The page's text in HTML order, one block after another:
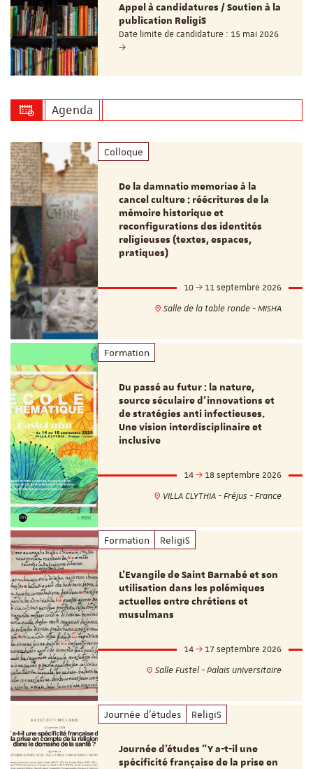
Appel à candidatures / Soutien à la
publication ReligiS
Date limite de candidature : 15 mai 2026
Agenda
Colloque
De la damnatio memoriae à la
cancel culture : réécritures de la
mémoire historique et
reconfigurations des identités
religieuses (textes, espaces,
pratiques)
10
11 septembre 2026
Salle de la table ronde - MISHA
Formation
Du passé au futur : la nature,
source séculaire d’innovations et
de stratégies anti infectieuses.
Une vision interdisciplinaire et
inclusive
14
18 septembre 2026
VILLA CLYTHIA - Fréjus - France
Formation ReligiS
L’Evangile de Saint Barnabé et son
utilisation dans les polémiques
actuelles entre chrétiens et
musulmans
14
17 septembre 2026
Salle Fustel - Palais universitaire
Journée d'études ReligiS
Journée d’études "Y a-t-il une
spécificité française de la prise en